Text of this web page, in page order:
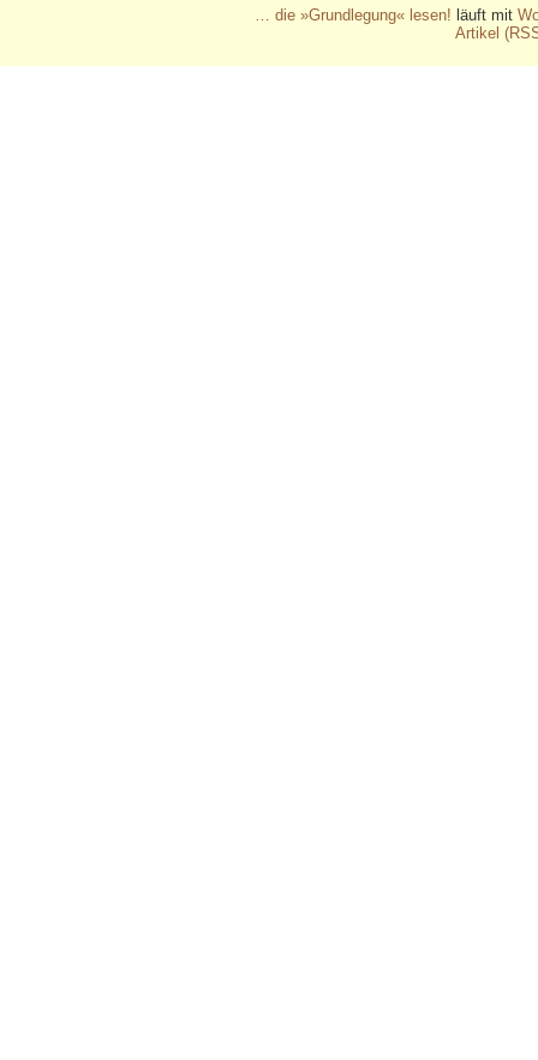
… die »Grundlegung« lesen! läuft mit
Artikel